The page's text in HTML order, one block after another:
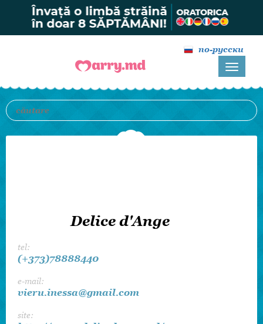
по-русски
Delice d'Ange
tel:
(+373)78888440
e-mail:
vieru.inessa@gmail.com
site: